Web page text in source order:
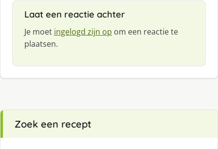
Laat een reactie achter
Je moet ingelogd zijn op om een reactie te
plaatsen.
Zoek een recept